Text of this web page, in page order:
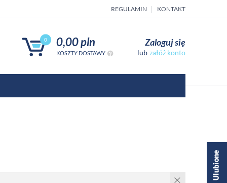
REGULAMIN KONTAKT
0 0,00 pln
KOSZTY DOSTAWY
Zaloguj się
załóż konto